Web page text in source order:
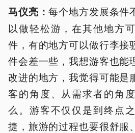
马仪亮：每个地方发展条件
以做轻松游，在其他地方
件，有的地方可以做行李接
件会差一些，我想游客也能
改进的地方，我觉得可能是
客的角度、从需求者的角
么。游客不仅仅是到终点
捷，旅游的过程也要很舒服